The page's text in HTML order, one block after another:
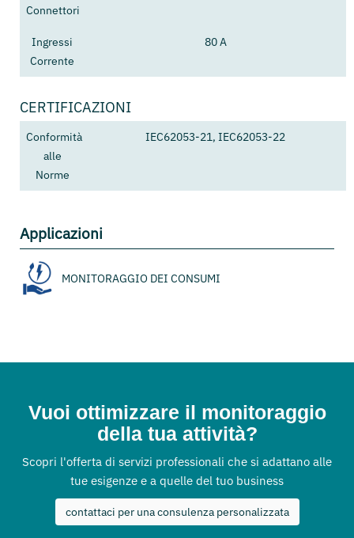
Connettori
Ingressi
Corrente
80 A
CERTIFICAZIONI
Conformità
alle
Norme
IEC62053-21, IEC62053-22
Applicazioni
MONITORAGGIO DEI CONSUMI
Vuoi ottimizzare il monitoraggio
della tua attività?
Scopri l'offerta di servizi professionali che si adattano alle
tue esigenze e a quelle del tuo business
contattaci per una consulenza personalizzata